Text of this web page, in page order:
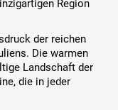
Region
der reichen
Die warmen
Landschaft der
die in jeder